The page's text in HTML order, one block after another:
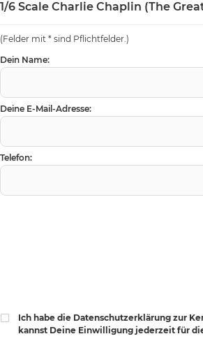
1/6 Scale Charlie Chaplin (The
(Felder mit * sind Pflichtfelder.)
Dein Name:
Deine E-Mail-Adresse:
Telefon:
Ich habe die Datenschutzerklärung zur
kannst Deine Einwilligung jederzeit für